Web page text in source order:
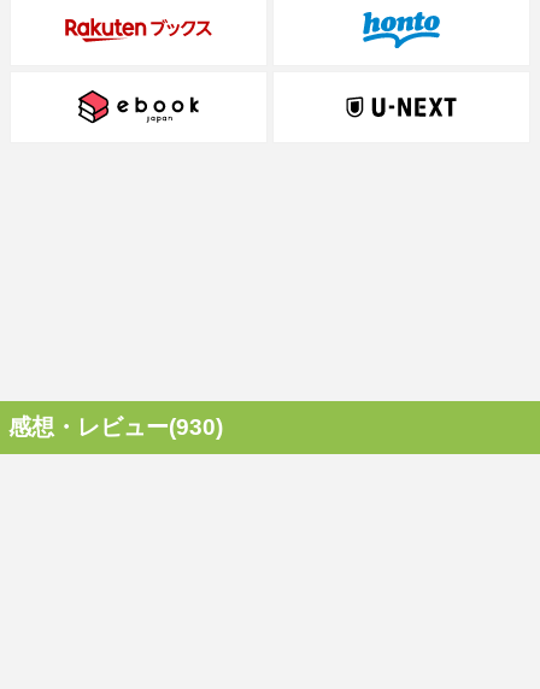
感想・レビュー(930)